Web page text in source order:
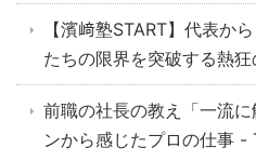
【濱﨑塾START】代表か
たちの限界を突破する熱
前職の社長の教え「一流
ンから感じたプロの仕事